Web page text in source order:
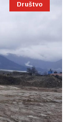
Društvo